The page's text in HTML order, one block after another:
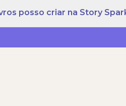
posso criar na Story